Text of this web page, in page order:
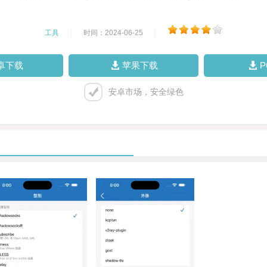
工具 时间：2024-06-25
下载 苹果下载
安卓市场，安全绿色